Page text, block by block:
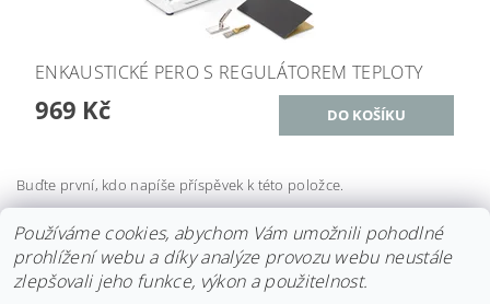
ENKAUSTICKÉ PERO S REGULÁTOREM TEPLOTY
969 Kč
Buďte první, kdo napíše příspěvek k této položce.
Přidat komentář
Používáme cookies, abychom Vám umožnili pohodlné
prohlížení webu a díky analýze provozu webu neustále
zlepšovali jeho funkce, výkon a použitelnost.